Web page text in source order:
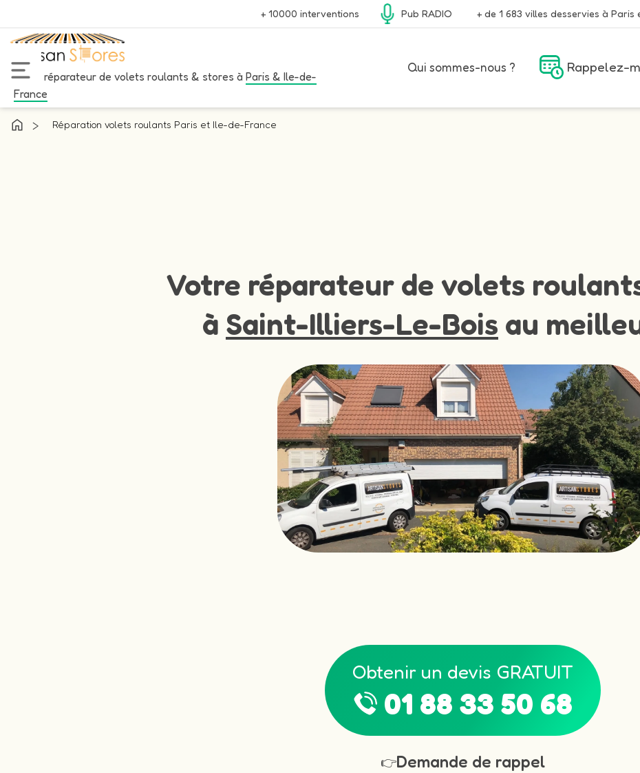
+ 10000 interventions Pub RADIO + de 1 683 villes desservies à Paris
Votre réparateur de volets roulants & stores à Paris & Ile-de-
France
Qui sommes-nous ? Rappelez-
> Réparation volets roulants Paris et Ile-de-France
Votre réparateur de volets
à Saint-Illiers-Le-Bois au
Obtenir un devis GRATUIT
01 88 33 50 68
👉Demande de rappel